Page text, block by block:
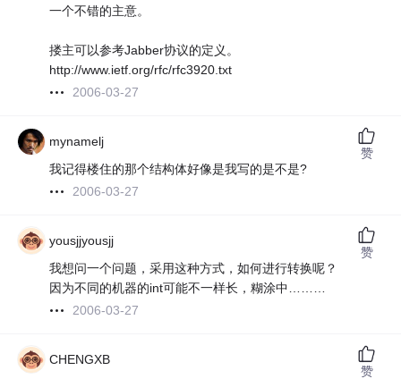
一个不错的主意。
搂主可以参考Jabber协议的定义。
http://www.ietf.org/rfc/rfc3920.txt
2006-03-27
mynamelj
我记得楼住的那个结构体好像是我写的是不是?
2006-03-27
赞
yousjjyousjj
我想问一个问题，采用这种方式，如何进行转换呢？
因为不同的机器的int可能不一样长，糊涂中………
2006-03-27
赞
CHENGXB
赞